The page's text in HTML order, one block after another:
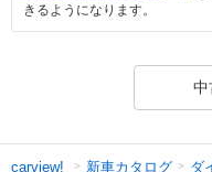
きるようになります。
中
carview! 新車カタログ ダ